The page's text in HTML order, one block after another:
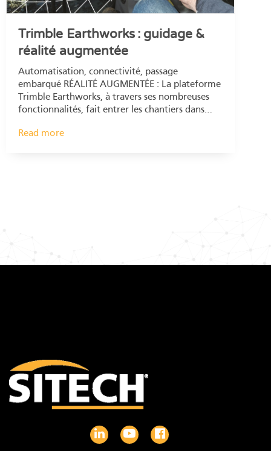
Trimble Earthworks : guidage &
réalité augmentée
Automatisation, connectivité, passage
embarqué RÉALITÉ AUGMENTÉE : La plateforme
Trimble Earthworks, à travers ses nombreuses
fonctionnalités, fait entrer les chantiers dans
possibilités de gains de productivité. RÉALITÉ
Read more